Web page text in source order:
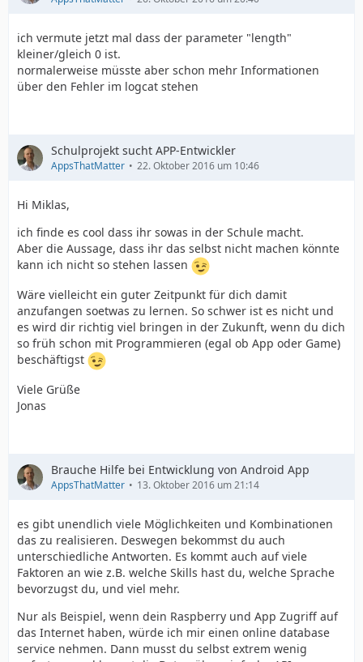
ich vermute jetzt mal dass der parameter "length"
kleiner/gleich 0 ist.
normalerweise müsste aber schon mehr Informationen
über den Fehler im logcat stehen
Schulprojekt sucht APP-Entwickler
AppsThatMatter 22. Oktober 2016 um 10:46
Hi Miklas,
ich finde es cool dass ihr sowas in der Schule macht.
Aber die Aussage, dass ihr das selbst nicht machen könnte
kann ich nicht so stehen lassen
Wäre vielleicht ein guter Zeitpunkt für dich damit
anzufangen soetwas zu lernen. So schwer ist es nicht und
es wird dir richtig viel bringen in der Zukunft, wenn du dich
so früh schon mit Programmieren (egal ob App oder Game)
beschäftigst
Viele Grüße
Jonas
Brauche Hilfe bei Entwicklung von Android App
AppsThatMatter 13. Oktober 2016 um 21:14
es gibt unendlich viele Möglichkeiten und Kombinationen
das zu realisieren. Deswegen bekommst du auch
unterschiedliche Antworten. Es kommt auch auf viele
Faktoren an wie z.B. welche Skills hast du, welche Sprache
bevorzugst du, und viel mehr.
Nur als Beispiel, wenn dein Raspberry und App Zugriff auf
das Internet haben, würde ich mir einen online database
service nehmen. Dann musst du selbst extrem wenig